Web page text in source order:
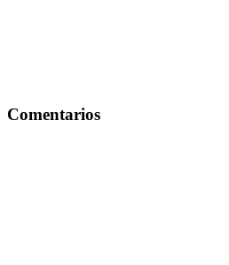
Comentarios